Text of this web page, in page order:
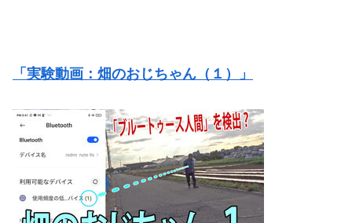
「実験動画：畑のおじちゃん（１）」